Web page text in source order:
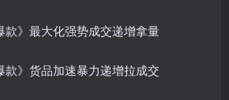
款》最大化强势成交递增拿量
款》货品加速暴力递增拉成交